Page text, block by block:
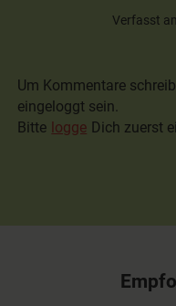
Verfasst
Um Kommentare
eingeloggt sein.
Bitte logge Dich zuerst